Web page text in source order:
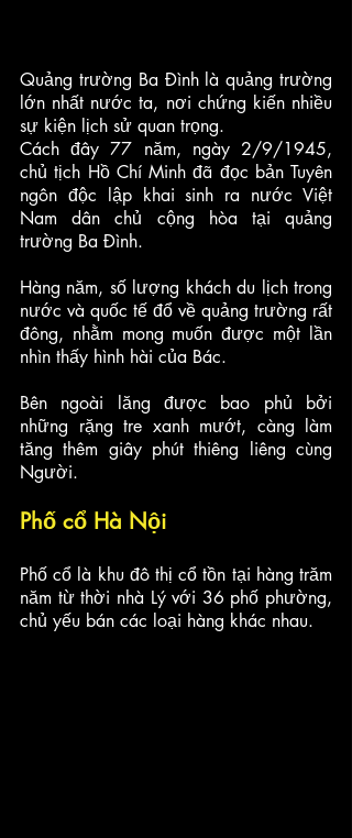
Quảng trường Ba Đình là quảng trường
lớn nhất nước ta, nơi chứng kiến nhiều
sự kiện lịch sử quan trọng.
Cách đây 77 năm, ngày 2/9/1945,
chủ tịch Hồ Chí Minh đã đọc bản Tuyên
ngôn độc lập khai sinh ra nước Việt
Nam dân chủ cộng hòa tại quảng
trường Ba Đình.
Hàng năm, số lượng khách du lịch trong
nước và quốc tế đổ về quảng trường rất
đông, nhằm mong muốn được một lần
nhìn thấy hình hài của Bác.
Bên ngoài lăng được bao phủ bởi
những rặng tre xanh mướt, càng làm
tăng thêm giây phút thiêng liêng cùng
Người.
Phố cổ Hà Nội
Phố cổ là khu đô thị cổ tồn tại hàng trăm
năm từ thời nhà Lý với 36 phố phường,
chủ yếu bán các loại hàng khác nhau.